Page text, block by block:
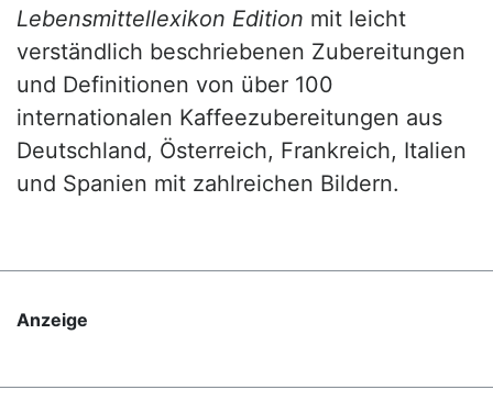
Lebensmittellexikon Edition mit leicht
verständlich beschriebenen Zubereitungen
und Definitionen von über 100
internationalen Kaffeezubereitungen aus
Deutschland, Österreich, Frankreich, Italien
und Spanien mit zahlreichen Bildern.
Anzeige